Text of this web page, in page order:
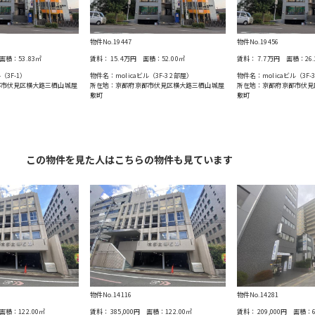
積：53.83㎡
3F-1）
伏見区横大路三栖山城屋
物件No.19447
賃料：15.4万円面積：52.00㎡
物件名：molicaビル（3F-3 2部屋）
所在地：京都府京都市伏見区横大路三栖山城屋
敷町
物件No.19456
賃料：7.7万円面積：
物件名：molicaビル（3F-
所在地：京都府京都市伏
敷町
この物件を見た人はこちらの物件も見ています
積：122.00㎡
物件No.14116
賃料：385,000円面積：122.00㎡
物件No.14281
賃料：209,000円面積：